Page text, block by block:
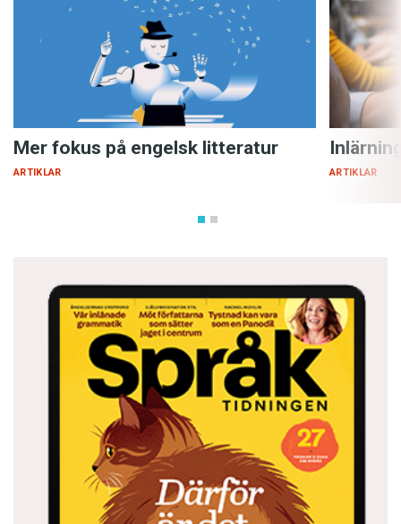
Mer fokus på engelsk litteratur
ARTIKLAR ARTIKLAR